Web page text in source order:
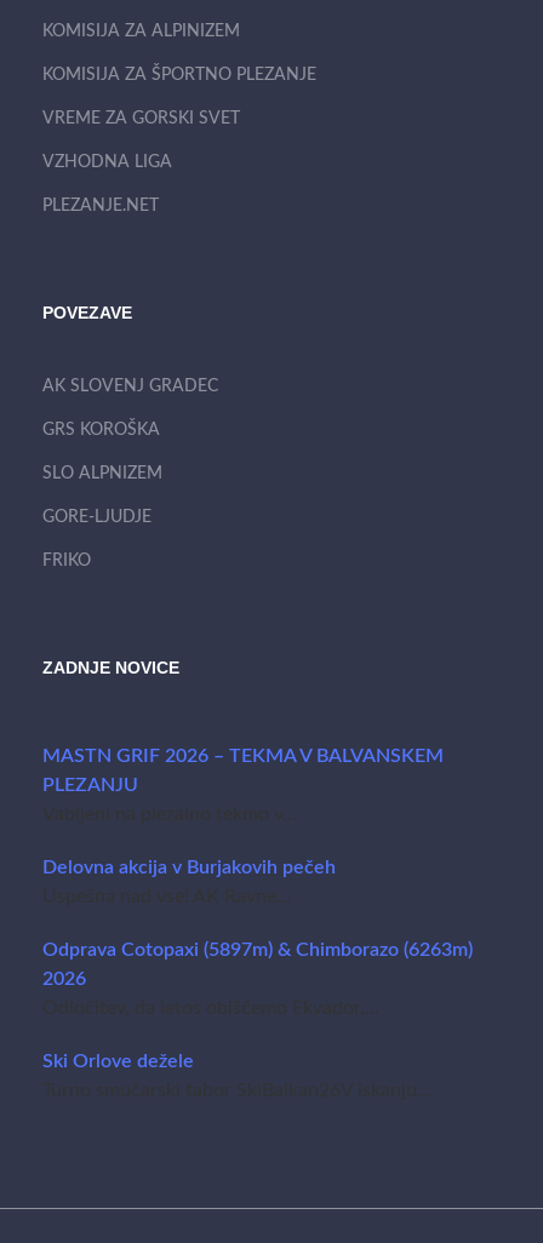
KOMISIJA ZA ALPINIZEM
KOMISIJA ZA ŠPORTNO PLEZANJE
VREME ZA GORSKI SVET
VZHODNA LIGA
PLEZANJE.NET
POVEZAVE
AK SLOVENJ GRADEC
GRS KOROŠKA
SLO ALPNIZEM
GORE-LJUDJE
FRIKO
ZADNJE NOVICE
MASTN GRIF 2026 – TEKMA V BALVANSKEM
PLEZANJU
Vabljeni na plezalno tekmo v...
Delovna akcija v Burjakovih pečeh
Uspešna nad vse! AK Ravne...
Odprava Cotopaxi (5897m) & Chimborazo (6263m)
2026
Odločitev, da letos obiščemo Ekvador,...
Ski Orlove dežele
Turno smučarski tabor SkiBalkan26V iskanju...